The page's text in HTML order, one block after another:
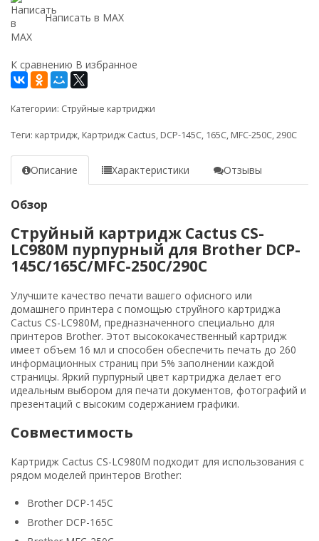
Написать в MAX
К сравнению В избранное
Категории: Струйные картриджи
Теги: картридж, Картридж Cactus, DCP-145C, 165C, MFC-250C,290C
Описание Характеристики Отзывы
Обзор
Струйный картридж Cactus CS-
LC980M пурпурный для Brother DCP-
145C/165C/MFC-250C/290C
Улучшите качество печати вашего офисного или
домашнего принтера с помощью струйного картриджа
Cactus CS-LC980M, предназначенного специально для
принтеров Brother. Этот высококачественный картридж
имеет объем 16 мл и способен обеспечить печать до 260
информационных страниц при 5% заполнении каждой
страницы. Яркий пурпурный цвет картриджа делает его
идеальным выбором для печати документов, фотографий и
презентаций с высоким содержанием графики.
Совместимость
Картридж Cactus CS-LC980M подходит для использования с
рядом моделей принтеров Brother:
Brother DCP-145C
Brother DCP-165C